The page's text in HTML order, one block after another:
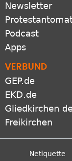
Newsletter
Podcast
Apps
VERBUND
GEP.de
EKD.de
Gliedkirchen
Freikirchen
Netiquette